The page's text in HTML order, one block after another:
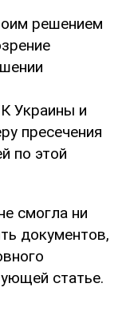
решением
Украины и
пресечения
по этой
смогла ни
документов,
статье.